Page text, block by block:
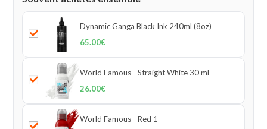
Dynamic Ganga Black Ink 240ml (8oz)
65.00€
World Famous - Straight White 30 ml
26.00€
World Famous - Red 1